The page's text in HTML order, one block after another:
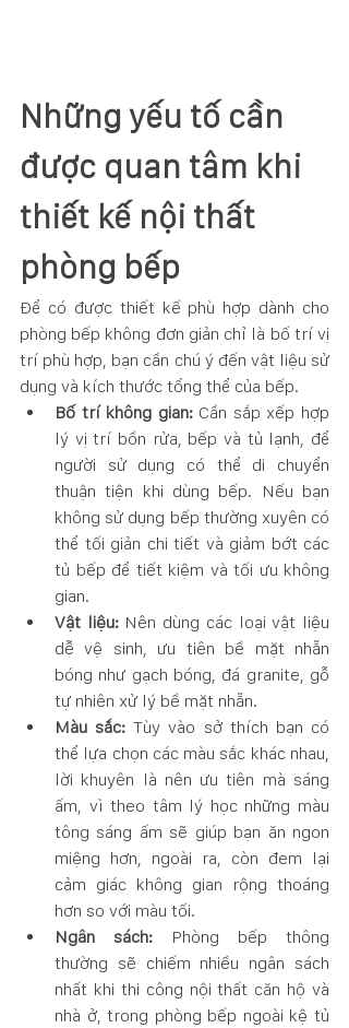
Những yếu tố cần
được quan tâm khi
thiết kế nội thất
phòng bếp
Để có được thiết kế phù hợp dành cho
phòng bếp không đơn giản chỉ là bố trí vị
trí phù hợp, bạn cần chú ý đến vật liệu sử
dụng và kích thước tổng thể của bếp.
Bố trí không gian: Cần sắp xếp hợp
lý vị trí bồn rửa, bếp và tủ lạnh, để
người sử dụng có thể di chuyển
thuận tiện khi dùng bếp. Nếu bạn
không sử dụng bếp thường xuyên có
thể tối giản chi tiết và giảm bớt các
tủ bếp để tiết kiệm và tối ưu không
gian.
Vật liệu: Nên dùng các loại vật liệu
dễ vệ sinh, ưu tiên bề mặt nhẵn
bóng như gạch bóng, đá granite, gỗ
tự nhiên xử lý bề mặt nhẵn.
Màu sắc: Tùy vào sở thích bạn có
thể lựa chọn các màu sắc khác nhau,
lời khuyên là nên ưu tiên mà sáng
ấm, vì theo tâm lý học những màu
tông sáng ấm sẽ giúp bạn ăn ngon
miệng hơn, ngoài ra, còn đem lại
cảm giác không gian rộng thoáng
hơn so với màu tối.
Ngân sách: Phòng bếp thông
thường sẽ chiếm nhiều ngân sách
nhất khi thi công nội thất căn hộ và
nhà ở, trong phòng bếp ngoài kệ tủ